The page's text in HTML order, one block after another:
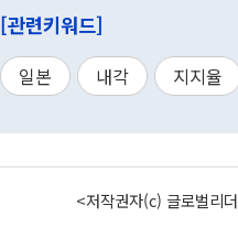
[관련키워드]
일본 내각 지지율
<저작권자(c) 글로벌리